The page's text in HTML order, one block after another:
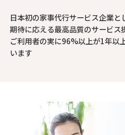
日本初の家事代行サービス企業
期待に応える最高品質のサービス
ご利用者の実に96%以上が1年以
います